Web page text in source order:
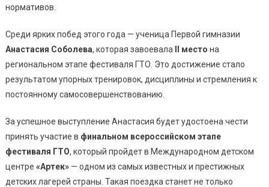
нормативов.
Среди ярких побед этого года — ученица Первой гимназии
Анастасия Соболева, которая завоевала II место на
региональном этапе фестиваля ГТО. Это достижение стало
результатом упорных тренировок, дисциплины и стремления к
постоянному самосовершенствованию.
За успешное выступление Анастасия будет удостоена чести
принять участие в финальном всероссийском этапе
фестиваля ГТО, который пройдет в Международном детском
центре «Артек»— одном из самых известных и престижных
детских лагерей страны. Такая поездка станет не только